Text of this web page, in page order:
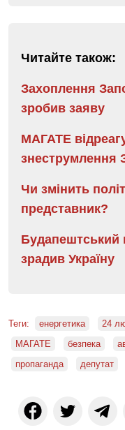
Читайте також:
Захоплення
зробив заяву
МАГАТЕ
знеструмлення
Чи змінить
представник?
Будапештський
зрадив Україну
Теги: енергетика 24
МАГАТЕ
безпека
пропаганда
депутат